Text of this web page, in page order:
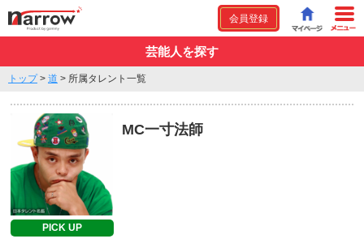
会員登録
芸能人を探す
トップ> 道 > 所属タレント一覧
PICK UP
MC一寸法師